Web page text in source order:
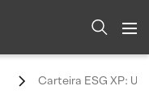
Carteira ESG XP: